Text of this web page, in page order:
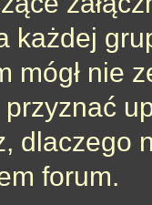
każdej
mógł nie
dlaczego
forum.